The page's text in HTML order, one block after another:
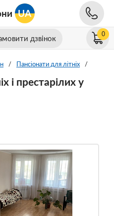
UA
дзвінок 0
/ Пансіонати для літніх /
і престарілих у